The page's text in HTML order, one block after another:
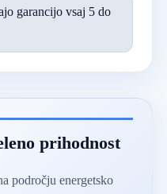
garancijo vsaj 5 do
prihodnost
področju energetsko